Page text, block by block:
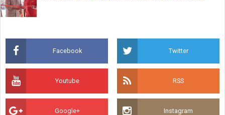
Facebook Twitter
Youtube RSS
Google+ Instagram